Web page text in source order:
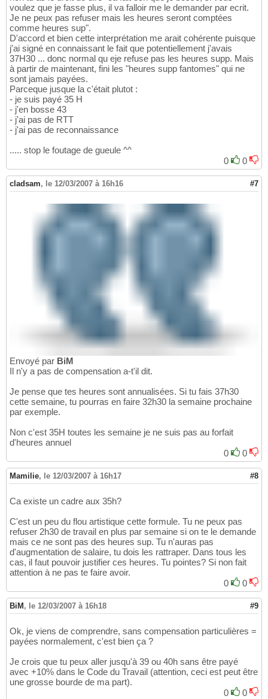
voulez que je fasse plus, il va falloir me le demander par ecrit.
Je ne peux pas refuser mais les heures seront comptées
comme heures sup".
D'accord et bien cette interprétation me arait cohérente puisque
j'ai signé en connaissant le fait que potentiellement j'avais
37H30 ... donc normal qu eje refuse pas les heures supp. Mais
à partir de maintenant, fini les "heures supp fantomes" qui ne
sont jamais payées.
Parceque jusque la c'était plutot :
- je suis payé 35 H
- j'en bosse 43
- j'ai pas de RTT
- j'ai pas de reconnaissance
..... stop le foutage de gueule ^^
0
0
cladsam, le 12/03/2007 à 16h16 #7
Envoyé par BiM
Il n'y a pas de compensation a-t'il dit.
Je pense que tes heures sont annualisées. Si tu fais 37h30
cette semaine, tu pourras en faire 32h30 la semaine prochaine
par exemple.
Non c'est 35H toutes les semaine je ne suis pas au forfait
d'heures annuel
0
0
Mamilie, le 12/03/2007 à 16h17 #8
Ca existe un cadre aux 35h?
C'est un peu du flou artistique cette formule. Tu ne peux pas
refuser 2h30 de travail en plus par semaine si on te le demande
mais ce ne sont pas des heures sup. Tu n'auras pas
d'augmentation de salaire, tu dois les rattraper. Dans tous les
cas, il faut pouvoir justifier ces heures. Tu pointes? Si non fait
attention à ne pas te faire avoir.
0
0
BiM , le 12/03/2007 à 16h18 #9
Ok, je viens de comprendre, sans compensation particulières =
payées normalement, c'est bien ça ?
Je crois que tu peux aller jusqu'à 39 ou 40h sans être payé
avec +10% dans le Code du Travail (attention, ceci est peut être
une grosse bourde de ma part).
0
0